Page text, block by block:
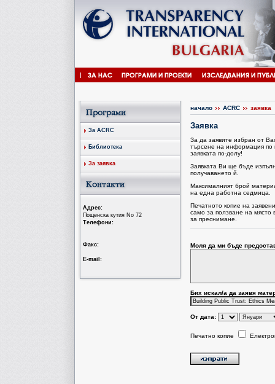
За ACRC
Библиотека
За заявка
Aдрес:
Пощенска кутия No 72
Tелефони:
Факс:
Е-mail:
начало ACRC заявка
Заявка
За да заявите избран от
търсене на информация по
заявката по-долу!
Заявката Ви ще бъде
получаването й.
Максималният брой
на една работна седмица.
Печатното копие на
само за ползване на място
за преснимане.
Моля да ми бъде
Бих искал/a да заявя
От дата:
Печатно копие